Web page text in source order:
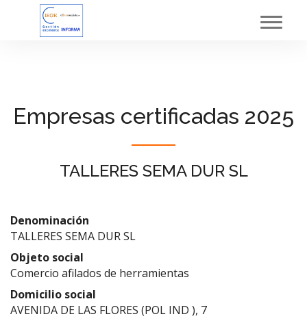
Empresas certificadas 2025
TALLERES SEMA DUR SL
Denominación
TALLERES SEMA DUR SL
Objeto social
Comercio afilados de herramientas
Domicilio social
AVENIDA DE LAS FLORES (POL IND ), 7